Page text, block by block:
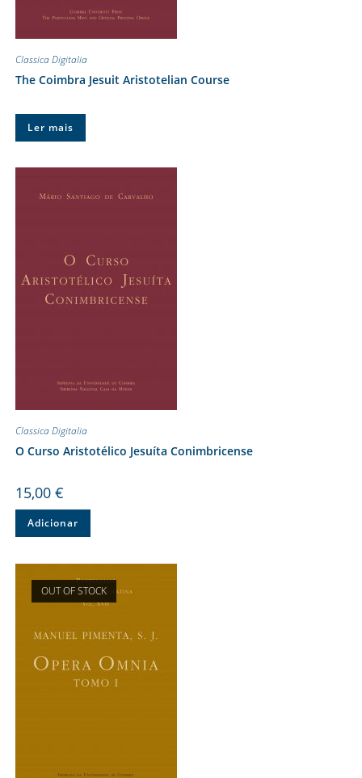
Classica Digitalia
The Coimbra Jesuit Aristotelian Course
Ler mais
Classica Digitalia
O Curso Aristotélico Jesuíta Conimbricense
15,00 €
Adicionar
OUT OF STOCK